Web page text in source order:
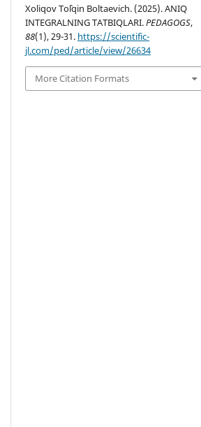
Xoliqov To`lqin Boltaevich. (2025). ANIQ
INTEGRALNING TATBIQLARI.PEDAGOGS,
88(1), 29-31. https://scientific-
jl.com/ped/article/view/26634
More Citation Formats